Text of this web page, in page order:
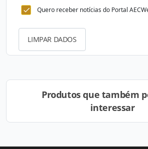
Quero receber notícias do Portal
LIMPAR DADOS
Produtos que também
interessar